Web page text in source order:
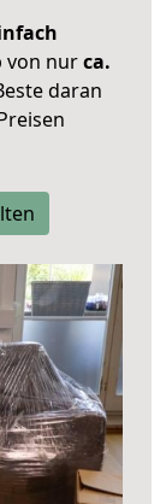
von nurca.
daran